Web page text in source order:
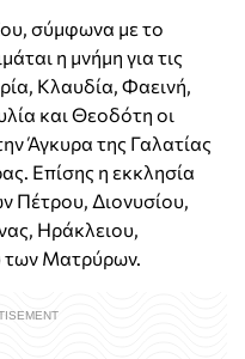
σύμφωνα με το
η μνήμη για τις
Κλαυδία, Φαεινή,
και Θεοδότη οι
Άγκυρα της Γαλατίας
Επίσης η εκκλησία
Πέτρου, Διονυσίου,
Ηράκλειου,
των Ματρύρων.